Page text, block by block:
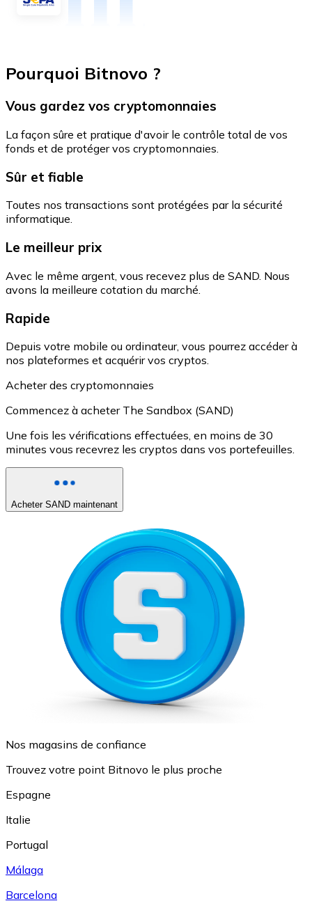
Pourquoi Bitnovo ?
Vous gardez vos cryptomonnaies
La façon sûre et pratique d'avoir le contrôle total de vos
fonds et de protéger vos cryptomonnaies.
Sûr et fiable
Toutes nos transactions sont protégées par la sécurité
informatique.
Le meilleur prix
Avec le même argent, vous recevez plus de SAND. Nous
avons la meilleure cotation du marché.
Rapide
Depuis votre mobile ou ordinateur, vous pourrez accéder à
nos plateformes et acquérir vos cryptos.
Acheter des cryptomonnaies
Commencez à acheter The Sandbox (SAND)
Une fois les vérifications effectuées, en moins de 30
minutes vous recevrez les cryptos dans vos portefeuilles.
Acheter SAND maintenant
Nos magasins de confiance
Trouvez votre point Bitnovo le plus proche
Espagne
Italie
Portugal
Málaga
Barcelona